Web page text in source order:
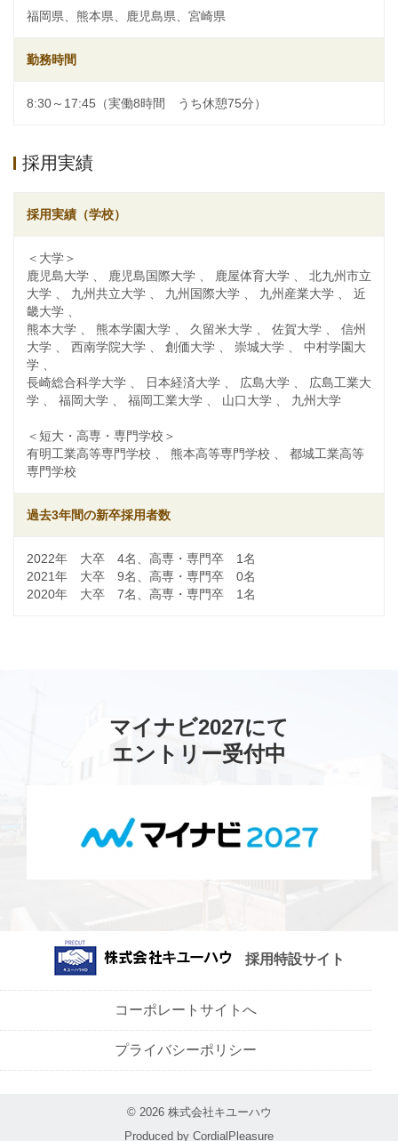
福岡県、熊本県、鹿児島県、宮崎県
勤務時間
8:30～17:45（実働8時間 うち休憩75分）
採用実績
採用実績（学校）
＜大学＞
鹿児島大学 、 鹿児島国際大学 、 鹿屋体育大学 、 北九州市立
大学 、 九州共立大学 、 九州国際大学 、 九州産業大学 、 近
畿大学 、
熊本大学 、 熊本学園大学 、 久留米大学 、 佐賀大学 、 信州
大学 、 西南学院大学 、 創価大学 、 崇城大学 、 中村学園大
学 、
長崎総合科学大学 、 日本経済大学 、 広島大学 、 広島工業大
学 、 福岡大学 、 福岡工業大学 、 山口大学 、 九州大学
＜短大・高専・専門学校＞
有明工業高等専門学校 、 熊本高等専門学校 、 都城工業高等
専門学校
過去3年間の新卒採用者数
2022年 大卒 4名、高専・専門卒 1名
2021年 大卒 9名、高専・専門卒 0名
2020年 大卒 7名、高専・専門卒 1名
マイナビ2027にて
エントリー受付中
採用特設サイト
コーポレートサイトへ
プライバシーポリシー
©2026 株式会社キユーハウ
Produced by CordialPleasure